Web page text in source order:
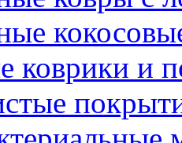
коврики и